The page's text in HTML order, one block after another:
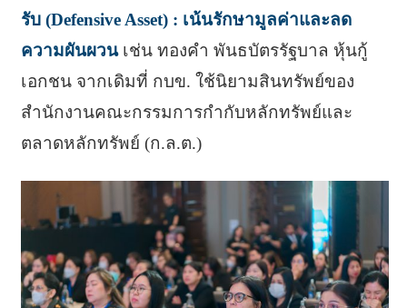
รับ (Defensive Asset) : เน้นรักษามูลค่าและลด
ความผันผวน เช่น ทองคำ พันธบัตรรัฐบาล หุ้นกู้
เอกชน จากเดิมที่ กบข. ใช้นิยามสินทรัพย์ของ
สำนักงานคณะกรรมการกำกับหลักทรัพย์และ
ตลาดหลักทรัพย์ (ก.ล.ต.)